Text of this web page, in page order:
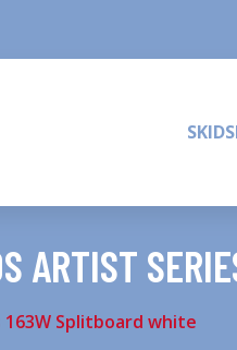
ARTIST
Splitboard white